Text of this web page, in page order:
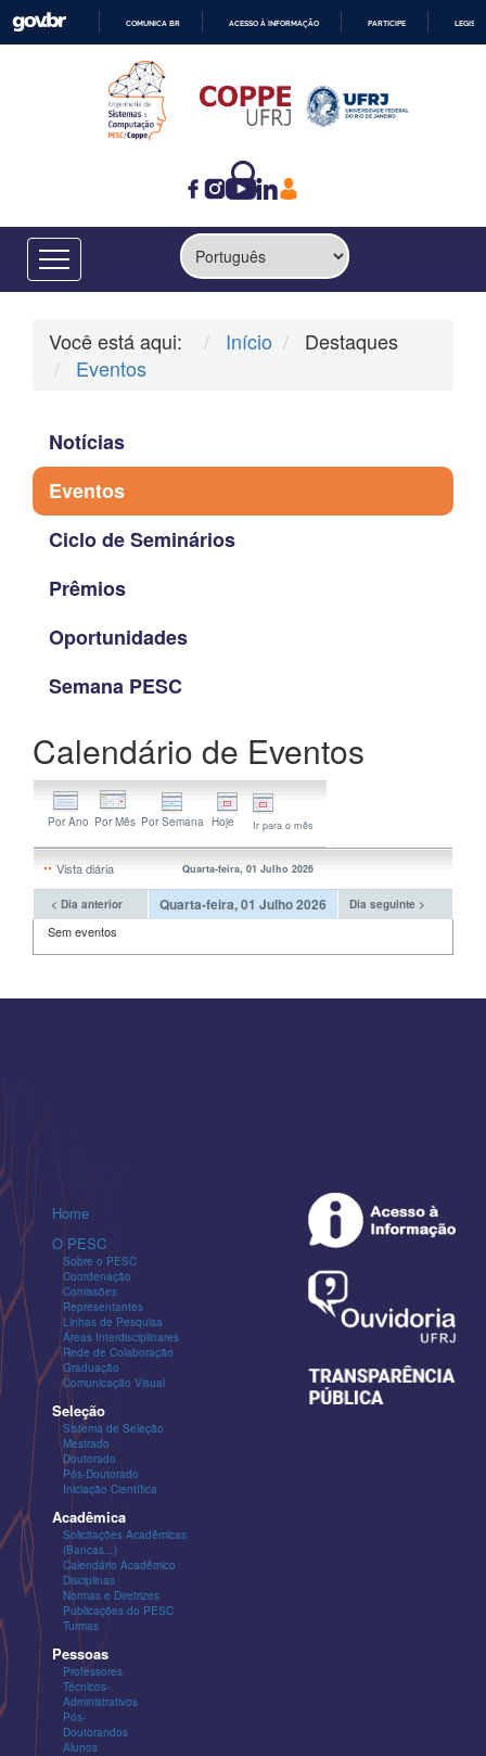
CONTEÚDO
COMUNICA BR ACESSO À INFORMAÇÃO PARTICIPE
Você está aqui: Início
Destaques
Eventos
Notícias
Eventos
Ciclo de Seminários
Prêmios
Oportunidades
Semana PESC
Calendário de Eventos
Ir para o mês
Vista diária Quarta-feira, 01 Julho 2026
< Dia anterior Quarta-feira, 01 Julho 2026 Dia seguinte >
Sem eventos
Home
O PESC
Sobre o PESC
Coordenação
Comissões
Representantes
Linhas de Pesquisa
Áreas Interdisciplinares
Rede de Colaboração
Graduação
Comunicação Visual
Seleção
Sistema de Seleção
Mestrado
Doutorado
Pós-Doutorado
Iniciação Científica
Acadêmica
Solicitações Acadêmicas
(Bancas...)
Calendário Acadêmico
Disciplinas
Normas e Diretrizes
Publicações do PESC
Turmas
Pessoas
Professores
Técnicos-
Administrativos
Pós-
Doutorandos
Alunos